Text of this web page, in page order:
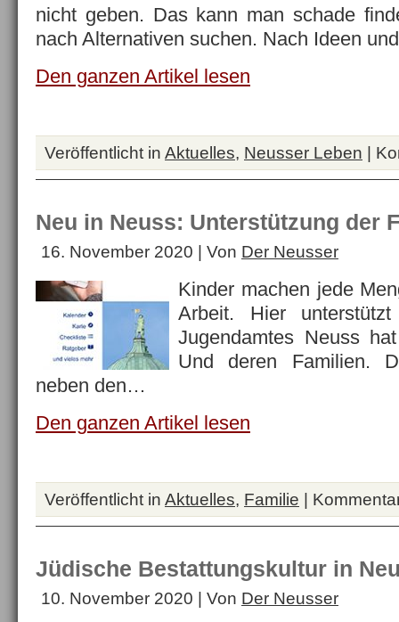
nicht geben. Das kann man schade
nach Alternativen suchen. Nach Ideen
Den ganzen Artikel lesen
Veröffentlicht in Aktuelles, Neusser Leben |
Neu in Neuss: Unterstützung der
16. November 2020 | Von Der Neusser
Kinder machen jede
Arbeit. Hier
Jugendamtes Neuss
Und deren Familien.
neben den…
Den ganzen Artikel lesen
Veröffentlicht in Aktuelles, Familie |
Jüdische Bestattungskultur in
10. November 2020 | Von Der Neusser